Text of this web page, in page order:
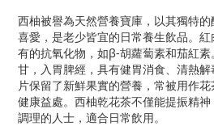
西柚被譽為天然營養寶庫，以其獨特
喜愛，是老少皆宜的日常養生飲品。
有的抗氧化物，如β-胡蘿蔔素和茄紅
甘，入胃脾經，具有健胃消食、清熱
片保留了新鮮果實的營養，常被用作
健康益處。西柚乾花茶不僅能提振精
調理的人士，適合日常飲用。